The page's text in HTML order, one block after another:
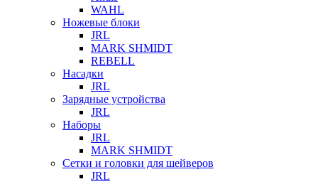
WAHL
Ножевые блоки
JRL
MARK SHMIDT
REBELL
Насадки
JRL
Зарядные устройства
JRL
Наборы
JRL
MARK SHMIDT
Сетки и головки для шейверов
JRL